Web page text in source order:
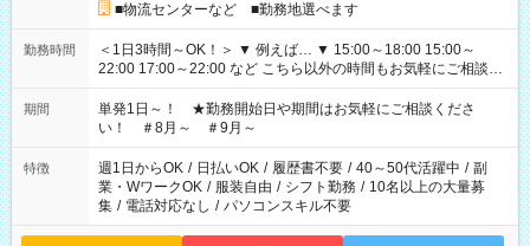
■物流センターなど ■勤務地選べます
勤務時間
＜1日3時間～OK！＞ ▼ 例えば… ▼ 15:00～18:00 15:00～
22:00 17:00～22:00 など こちら以外の時間もお気軽にご相談く
ださい！
期間
単発1日～！ ★勤務開始日や期間はお気軽にご相談くださ
い！ ＃8月～ ＃9月～
特徴 週1日からOK / 日払いOK / 履歴書不要 / 40～50代活躍中 / 副
業・WワークOK / 服装自由 / シフト勤務 / 10名以上の大量募
集 / 電話対応なし / パソコンスキル不要